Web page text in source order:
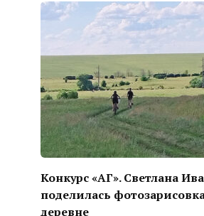
Конкурс «АГ». Светлана
поделилась
деревне